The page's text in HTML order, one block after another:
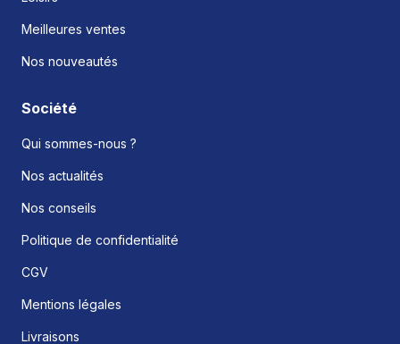
Meilleures ventes
Nos nouveautés
Société
Qui sommes-nous ?
Nos actualités
Nos conseils
Politique de confidentialité
CGV
Mentions légales
Livraisons